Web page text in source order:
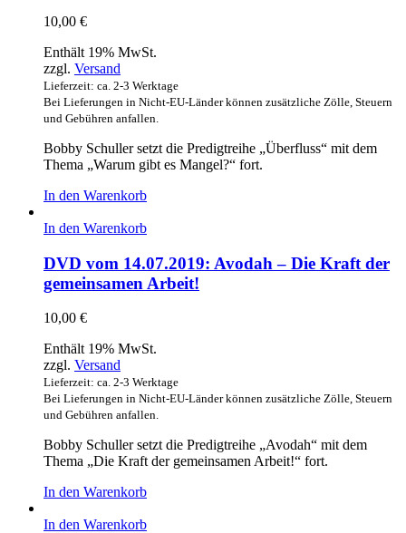
10,00 €
Enthält 19% MwSt.
zzgl. Versand
Lieferzeit: ca. 2-3 Werktage
Bei Lieferungen in Nicht-EU-Länder können zusätzliche Zölle, Steuern
und Gebühren anfallen.
Bobby Schuller setzt die Predigtreihe „Überfluss“ mit dem
Thema „Warum gibt es Mangel?“ fort.
In den Warenkorb
In den Warenkorb
DVD vom 14.07.2019: Avodah – Die Kraft der
gemeinsamen Arbeit!
10,00 €
Enthält 19% MwSt.
zzgl. Versand
Lieferzeit: ca. 2-3 Werktage
Bei Lieferungen in Nicht-EU-Länder können zusätzliche Zölle, Steuern
und Gebühren anfallen.
Bobby Schuller setzt die Predigtreihe „Avodah“ mit dem
Thema „Die Kraft der gemeinsamen Arbeit!“ fort.
In den Warenkorb
In den Warenkorb